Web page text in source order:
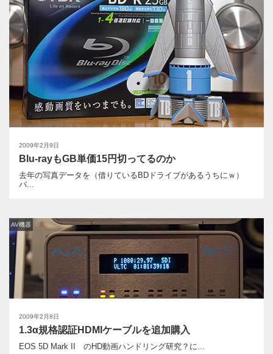
2009年2月9日
Blu-rayもGB単価15円切ってるのか
去年の写真データを（借りているBDドライブがあるうちにｗ）
バ...
2009年2月8日
AV機器
1.3α規格認証HDMIケーブルを追加購入
EOS 5D Mark II のHD動画ハンドリング研究？に...